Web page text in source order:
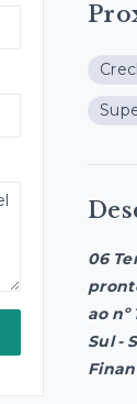
06
ao
Sul -